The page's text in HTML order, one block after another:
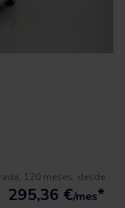
120 meses, desde
295,36 €/mes*